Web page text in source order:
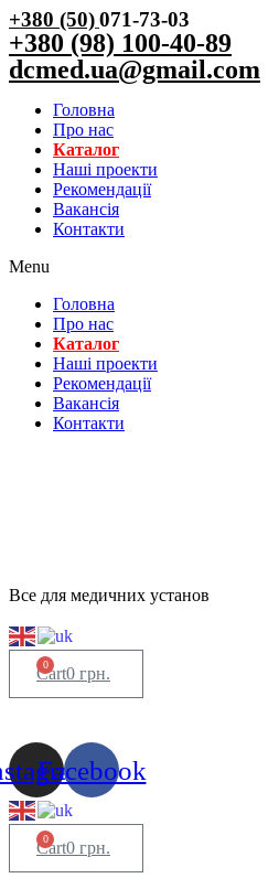
+380 (50)071-73-03
+380 (98) 100-40-89
dcmed.ua@gmail.com
Головна
Про нас
Каталог
Нашi проекти
Рекомендації
Вакансiя
Контакти
Menu
Головна
Про нас
Каталог
Нашi проекти
Рекомендації
Вакансiя
Контакти
Все для медичних установ
0 грн.
0
Cart
Facebook
0 грн.
0
Cart